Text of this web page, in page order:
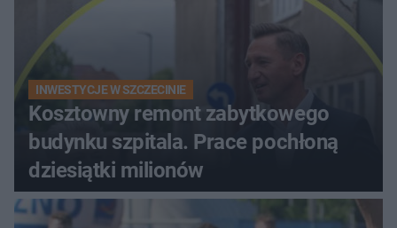
INWESTYCJE W SZCZECINIE
Kosztowny remont zabytkowego
budynku szpitala. Prace pochłoną
dziesiątki milionów